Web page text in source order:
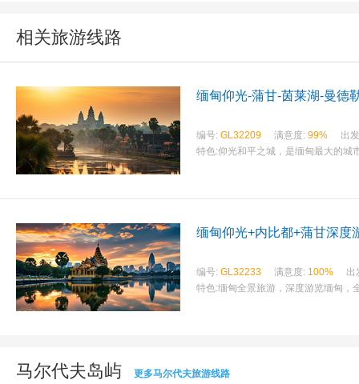
相关旅游线路
缅甸仰光-蒲甘-茵莱湖-曼德
编号: GL32209 满意度: 99%
出
特色:仰光和平之城，是缅甸最大的城
缅甸仰光+内比都+蒲甘深度
编号: GL32233 满意度: 100%
出
特色:缅甸全景旅游，深度游览缅甸，
马尔代夫岛屿 更多马尔代夫旅游线路